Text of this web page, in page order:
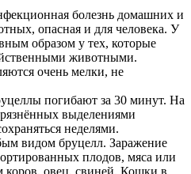
болезнь домашних и
опасная и для человека. У
образом у тех, которые
животными.
очень мелки, не
погибают за 30 минут. На
выделениями
неделями.
видом бруцелл. Заражение
плодов, мяса или
коров, овец, свиней. Кошки в